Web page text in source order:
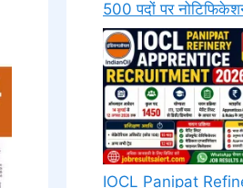
500 पदों पर
IOCL Panipat